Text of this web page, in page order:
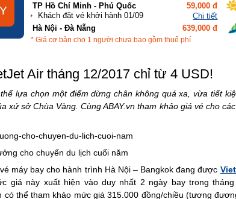
TP Hồ Chí Minh - Phú Quốc 59,000 đ
Hà Nội - Đà Nẵng 639,000 đ
Chi tiết
* Giá cơ bản cho 1 người chưa bao gồm thuế phí
Air tháng 12/2017 chỉ từ 4 USD!
lựa chọn một điểm dừng chân không quá xa, vừa tiết
sở Chùa Vàng. Cùng ABAY.vn tham khảo giá vé cho
cho chuyến du lịch cuối năm
máy bay cho hành trình Hà Nội – Bangkok đang được
giá này xuất hiện vào duy nhất 2 ngày bay trong
thể tham khảo mức giá 315.000 đồng/chiều (tương